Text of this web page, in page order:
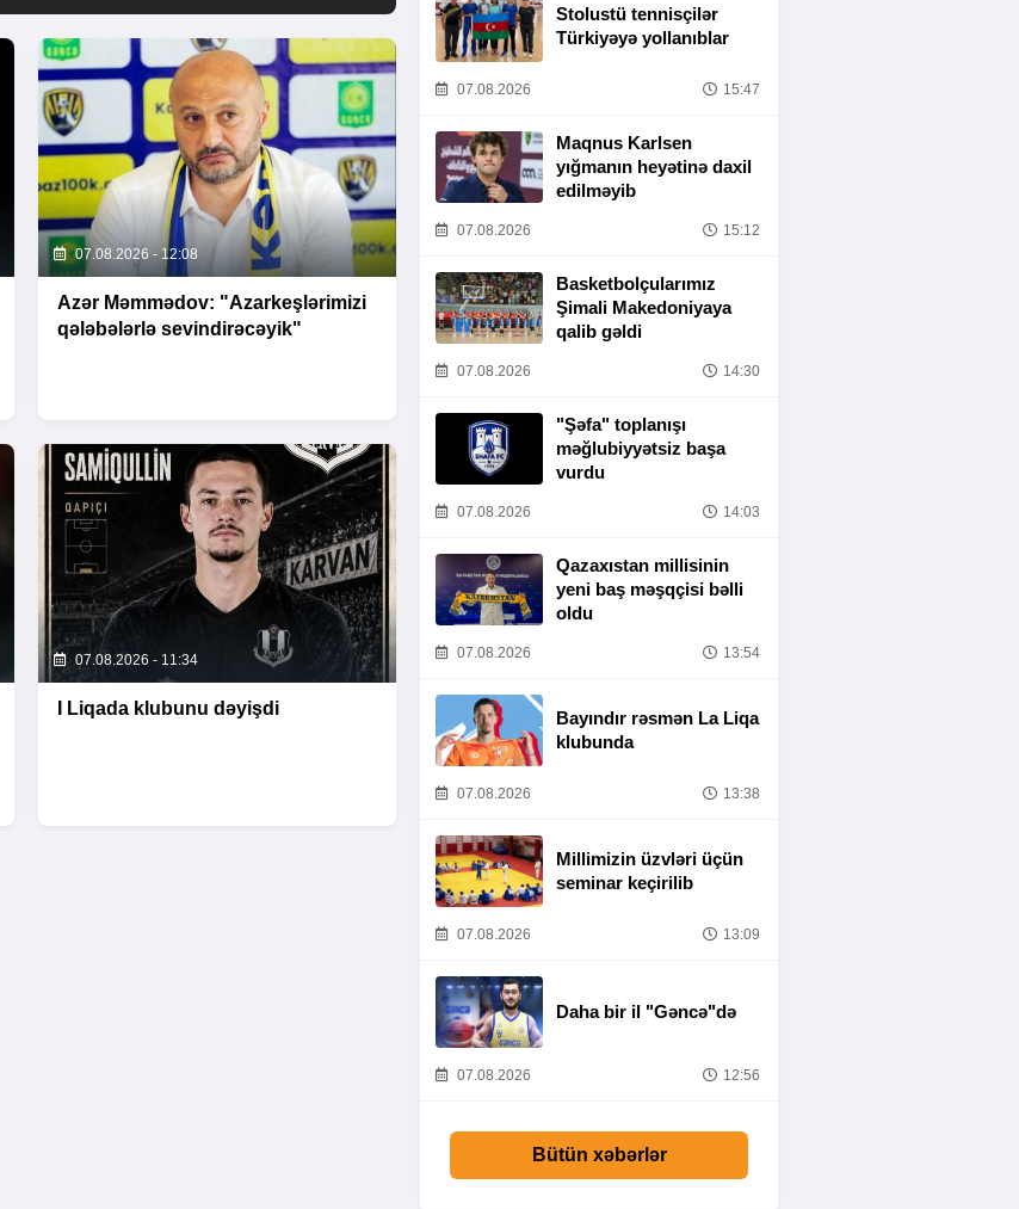
07.08.2026 - 12:08
Azər Məmmədov: "Azarkeşlərimizi
qələbələrlə sevindirəcəyik"
07.08.2026 - 11:34
I Liqada klubunu dəyişdi
Stolustü tennisçilər
Türkiyəyə yollanıblar
07.08.2026 15:47
Maqnus Karlsen
yığmanın heyətinə daxil
edilməyib
07.08.2026 15:12
Basketbolçularımız
Şimali Makedoniyaya
qalib gəldi
07.08.2026 14:30
"Şəfa" toplanışı
məğlubiyyətsiz başa
vurdu
07.08.2026 14:03
Qazaxıstan millisinin
yeni baş məşqçisi bəlli
oldu
07.08.2026 13:54
Bayındır rəsmən La Liqa
klubunda
07.08.2026 13:38
Millimizin üzvləri üçün
seminar keçirilib
07.08.2026 13:09
Daha bir il "Gəncə"də
07.08.2026 12:56
Bütün xəbərlər